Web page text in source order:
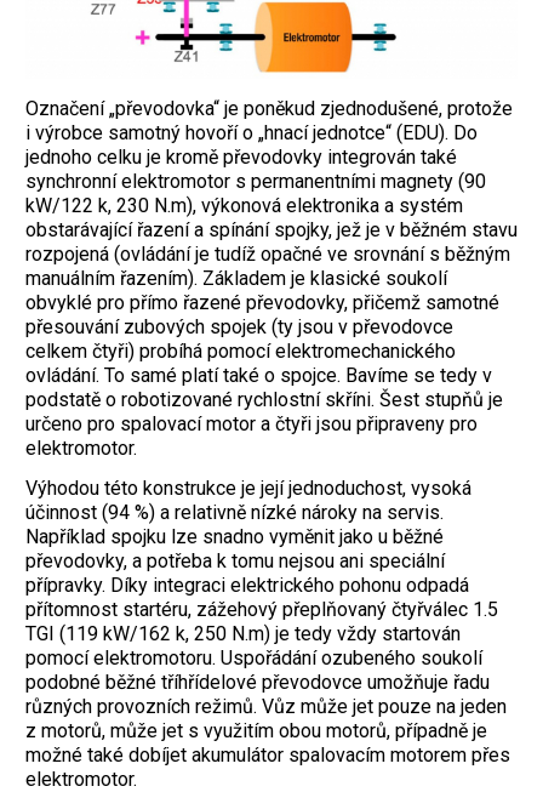
Označení „převodovka“ je poněkud zjednodušené, protože
i výrobce samotný hovoří o „hnací jednotce“ (EDU). Do
jednoho celku je kromě převodovky integrován také
synchronní elektromotor s permanentními magnety (90
kW/122 k, 230 N.m), výkonová elektronika a systém
obstarávající řazení a spínání spojky, jež je v běžném stavu
rozpojená (ovládání je tudíž opačné ve srovnání s běžným
manuálním řazením). Základem je klasické soukolí
obvyklé pro přímo řazené převodovky, přičemž samotné
přesouvání zubových spojek (ty jsou v převodovce
celkem čtyři) probíhá pomocí elektromechanického
ovládání. To samé platí také o spojce. ­Bavíme se tedy v
podstatě o robotizované rychlostní skříni. Šest stupňů je
určeno pro spalovací motor a čtyři jsou připraveny pro
elektromotor.
Výhodou této konstrukce je její jednoduchost, vysoká
účinnost (94 %) a relativně nízké nároky na servis.
Například spojku lze snadno vyměnit jako u běžné
převodovky, a potřeba k tomu nejsou ani speciální
přípravky. Díky integraci elektrického pohonu odpadá
přítomnost startéru, zážehový přeplňovaný čtyřválec 1.5
TGI (119 kW/162 k, 250 N.m) je tedy vždy startován
pomocí elektromotoru. Uspořádání ozubeného soukolí
podobné běžné tříhřídelové převodovce umožňuje řadu
různých provozních režimů. Vůz může jet pouze na jeden
z motorů, může jet s využitím obou motorů, případně je
možné také dobíjet akumulátor spalovacím motorem přes
elektromotor.